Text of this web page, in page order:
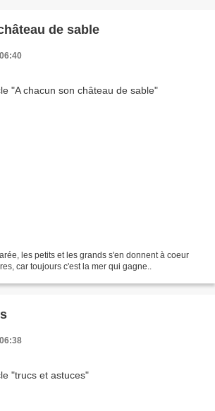
de sable
les petits et les grands s'en donnent à coeur
car toujours c'est la mer qui gagne..